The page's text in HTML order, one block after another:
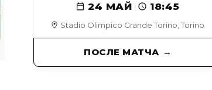
Stadio Olimpico Grande Torino, Torino
24 МАЙ 18:45
ПОСЛЕ МАТЧА